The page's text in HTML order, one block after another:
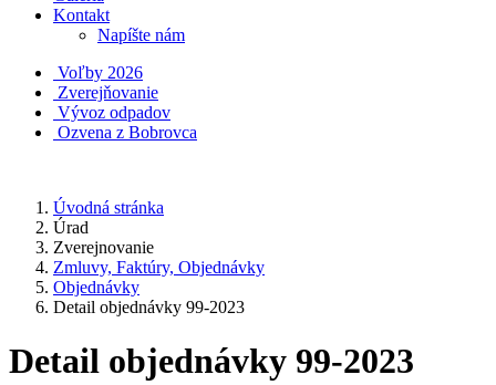
Kontakt
Napíšte nám
Voľby 2026
Zverejňovanie
Vývoz odpadov
Ozvena z Bobrovca
Úvodná stránka
Úrad
Zverejnovanie
Zmluvy, Faktúry, Objednávky
Objednávky
Detail objednávky 99-2023
Detail objednávky 99-2023